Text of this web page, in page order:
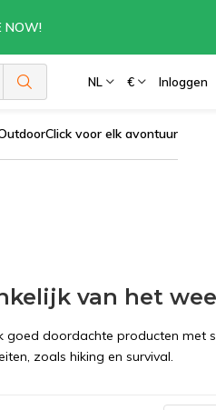
NL € Inloggen
NOW!
voor elk avontuur
van het
goed doordachte producten met
zoals hiking en survival.